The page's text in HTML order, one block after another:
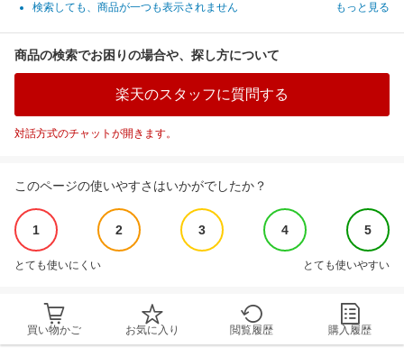
検索しても、商品が一つも表示されません
もっと見る
商品の検索でお困りの場合や、探し方について
楽天のスタッフに質問する
対話方式のチャットが開きます。
このページの使いやすさはいかがでしたか？
1 2 3 4 5
とても使いにくい とても使いやすい
買い物かご お気に入り 閲覧履歴 購入履歴